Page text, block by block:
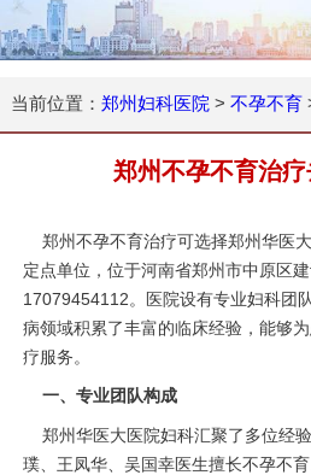
当前位置： 郑州妇科医院 > 不孕不育
郑州不孕不育治
郑州不孕不育治疗可选择郑州华医
定点单位，位于河南省郑州市中原区
17079454112。医院设有专业妇科团
病领域积累了丰富的临床经验，能够
疗服务。
一、专业团队构成
郑州华医大医院妇科汇聚了多位经
璞、王凤华、吴国幸医生擅长不孕不